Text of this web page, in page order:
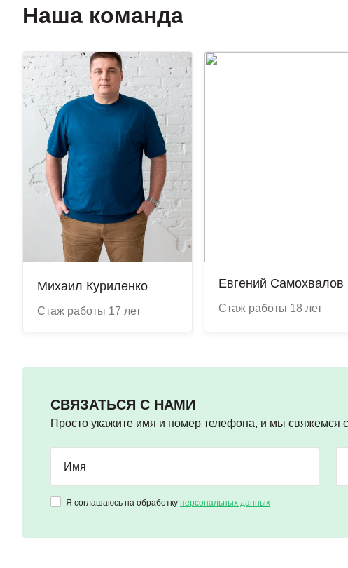
Наша команда
Михаил Куриленко
Стаж работы 17 лет
Евгений Самохвалов
Cтаж работы 18 лет
СВЯЗАТЬСЯ С НАМИ
Просто укажите имя и номер телефона, и мы свяжемся
Я соглашаюсь на обработку персональных данных